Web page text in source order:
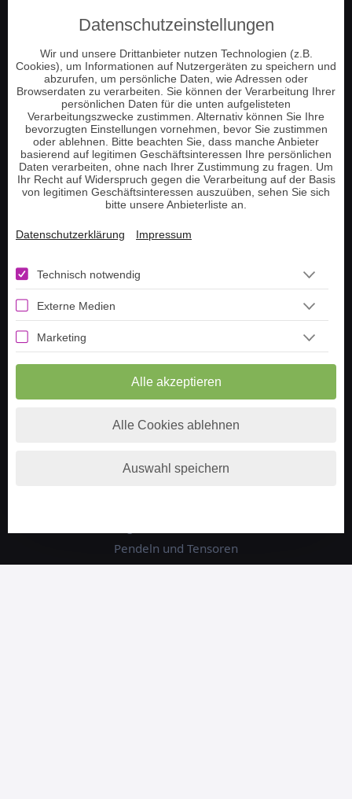
Spirit TV – Fernsehen
und Telefonberatung
Folge uns
Sichere Zahlung
Weitere Beratungsthemen
Medium und Channeling
Schamanische Beratung
Pendeln und Tensoren
Hellsehen am Telefon
Datenschutzeinstellungen
Wir und unsere Drittanbieter nutzen Technologien (z.B.
Cookies), um Informationen auf Nutzergeräten zu speichern und
abzurufen, um persönliche Daten, wie Adressen oder
Browserdaten zu verarbeiten. Sie können der Verarbeitung Ihrer
persönlichen Daten für die unten aufgelisteten
Verarbeitungszwecke zustimmen. Alternativ können Sie Ihre
bevorzugten Einstellungen vornehmen, bevor Sie zustimmen
oder ablehnen. Bitte beachten Sie, dass manche Anbieter
basierend auf legitimen Geschäftsinteressen Ihre persönlichen
Daten verarbeiten, ohne nach Ihrer Zustimmung zu fragen. Um
Ihr Recht auf Widerspruch gegen die Verarbeitung auf der Basis
von legitimen Geschäftsinteressen auszuüben, sehen Sie sich
bitte unsere Anbieterliste an.
Datenschutzerklärung Impressum
Technisch notwendig
Externe Medien
Marketing
Alle akzeptieren
Alle Cookies ablehnen
Auswahl speichern